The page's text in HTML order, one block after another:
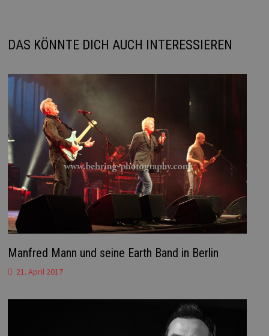
DAS KÖNNTE DICH AUCH INTERESSIEREN
Manfred Mann und seine Earth Band in Berlin
21. April 2017